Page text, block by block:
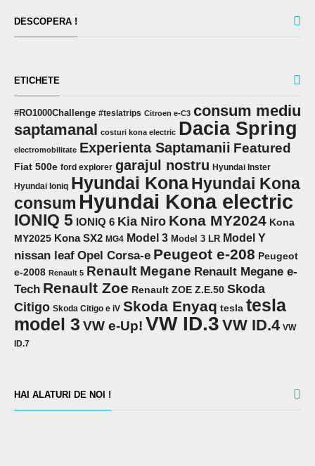
DESCOPERA !
ETICHETE
#RO1000Challenge #teslatrips Citroen e-C3 consum mediu
saptamanal costuri kona electric Dacia Spring
electromobilitate Experienta Saptamanii Featured
Fiat 500e ford explorer garajul nostru Hyundai Inster
Hyundai Ioniq Hyundai KonaHyundai Kona
consum Hyundai Kona electric
IONIQ 5 IONIQ 6 Kia Niro Kona MY2024 Kona
MY2025 Kona SX2 MG4 Model 3 Model 3 LR Model Y
nissan leaf Opel Corsa-e Peugeot e-208 Peugeot
e-2008 Renault 5 Renault Megane Renault Megane e-
Tech Renault Zoe Renault ZOE Z.E.50 Skoda
Citigo Skoda Citigo e iV Skoda Enyaq tesla tesla
model 3 VW e-Up! VW ID.3 VW ID.4 VW
ID.7
HAI ALATURI DE NOI !